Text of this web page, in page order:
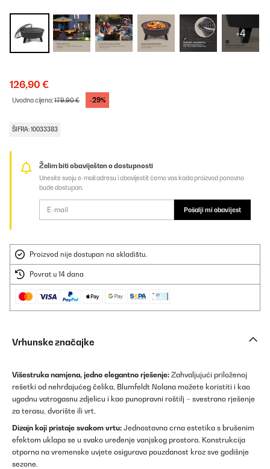
+4
126,90 €
Uvodna cijena:179,90 € -29%
ŠIFRA: 10033383
Želim biti obaviješten o dostupnosti
Unesite svoju e-mail adresu i obavijestit ćemo vas kada proizvod ponovno
bude dostupan.
Pošalji mi obavijest
Proizvod nije dostupan na skladištu.
Povrat u 14 dana
Vrhunske značajke
Višestruka namjena, jedno elegantno rješenje: Zahvaljujući priloženoj
rešetki od nehrđajućeg čelika, Blumfeldt Nolana možete koristiti i kao
ugodnu vatrogasnu zdjelicu i kao punopravni roštilj – svestrano rješenje
za terasu, dvorište ili vrt.
Dizajn koji pristaje svakom vrtu: Jednostavna crna estetika s brušenim
efektom uklapa se u svako uređenje vanjskog prostora. Konstrukcija
otporna na vremenske uvjete osigurava pouzdanost kroz sve godišnje
sezone.